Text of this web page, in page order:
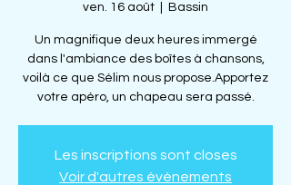
ven. 16 août Bassin
Un magnifique deux heures immergé
dans l'ambiance des boîtes à chansons,
voilà ce que Sélim nous propose.Apportez
votre apéro, un chapeau sera passé.
Les inscriptions sont closes
Voir d'autres événements